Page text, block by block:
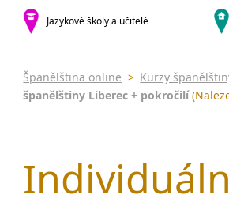
malá města podle abecedy
Most
Sedlčany
Jazykové školy a učitelé
Španělština online > Kurzy
španělštiny Liberec + pokročilí